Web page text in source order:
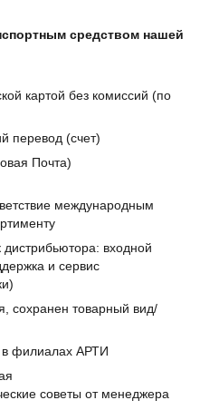
средством нашей
картой без комиссий (по
перевод (счет)
Почта)
международным
входной
и сервис
сохранен товарный вид/
в филиалах АРТИ
советы от менеджера